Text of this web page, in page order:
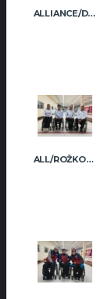
ALLIANCE/DIMBOVSKIS
ALL/ROŽKOVA